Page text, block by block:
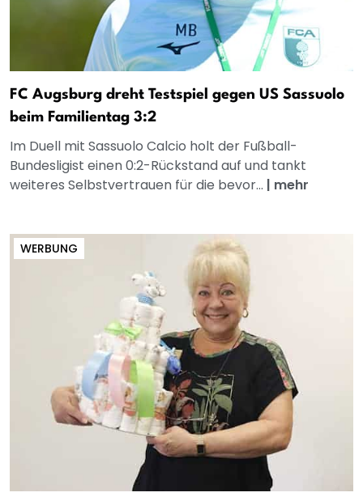
FC Augsburg dreht Testspiel gegen US Sassuolo
beim Familientag 3:2
Im Duell mit Sassuolo Calcio holt der Fußball-
Bundesligist einen 0:2-Rückstand auf und tankt
weiteres Selbstvertrauen für die bevor... | mehr
WERBUNG